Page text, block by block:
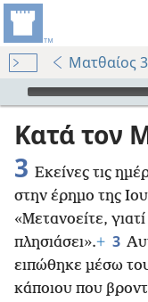
Ματθαίος 3
Audio Player
Κατά τον
3 Εκείνες τις
στην έρημο της
«Μετανοείτε,
πλησιάσει».+ 3
ειπώθηκε μέσω
κάποιου που